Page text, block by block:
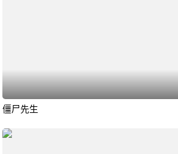
僵尸先生